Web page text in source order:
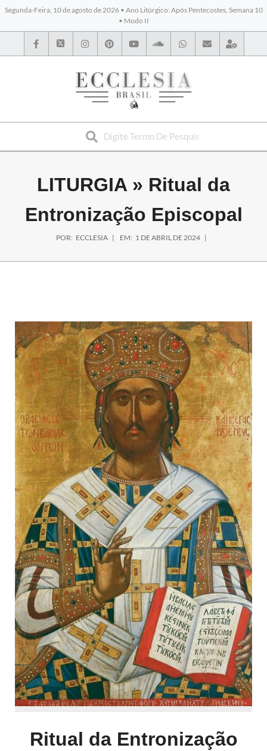
Segunda-Feira, 10 de agosto de 2026 • Ano Litúrgico: Após Pentecostes, Semana 10
• Modo II
BYBLOS
LITURGIA » Ritual da
Entronização Episcopal
POR: ECCLESIA EM: 1 DE ABRIL DE 2024
Ritual da Entronização